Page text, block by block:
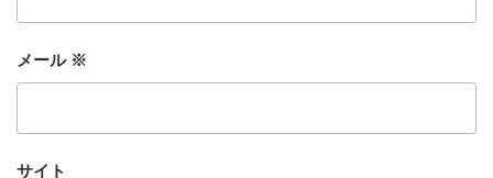
メール ※
サイト